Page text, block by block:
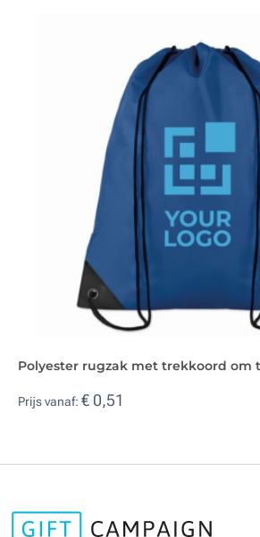
Polyester rugzak met trekkoord om
Prijs vanaf: € 0,51